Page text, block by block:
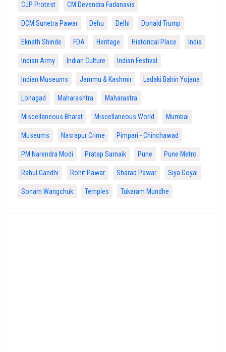
CJP Protest CM Devendra Fadanavis
DCM Sunetra Pawar Dehu Delhi Donald Trump
Eknath Shinde FDA Heritage Historical Place India
Indian Army Indian Culture Indian Festival
Indian Museums Jammu & Kashmir Ladaki Bahin Yojana
Lohagad Maharashtra Maharastra
Miscellaneous Bharat Miscellaneous World Mumbai
Museums Nasrapur Crime Pimpari - Chinchawad
PM Narendra Modi Pratap Sarnaik Pune Pune Metro
Rahul Gandhi Rohit Pawar Sharad Pawar Siya Goyal
Sonam Wangchuk Temples Tukaram Mundhe